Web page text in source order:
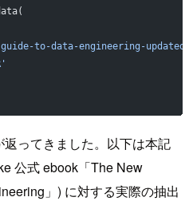
to-data-engineering-
ってきました。以下は本記
公式 ebook「The New
」) に対する実際の抽出